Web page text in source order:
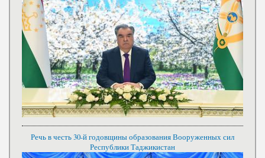
Речь в честь 30-й годовщины образования Вооруженных сил
Республики Таджикистан